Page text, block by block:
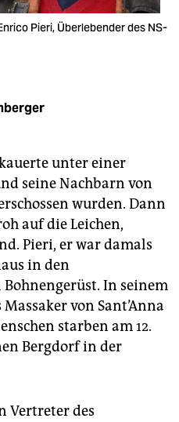
Pieri, Überlebender des NS-
unter einer
seine Nachbarn von
wurden. Dann
auf die Leichen,
Pieri, er war damals
in den
In seinem
von Sant’Anna
starben am 12.
Bergdorf in der
Vertreter des